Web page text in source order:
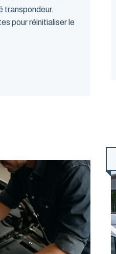
transpondeur.
pour réinitialiser le